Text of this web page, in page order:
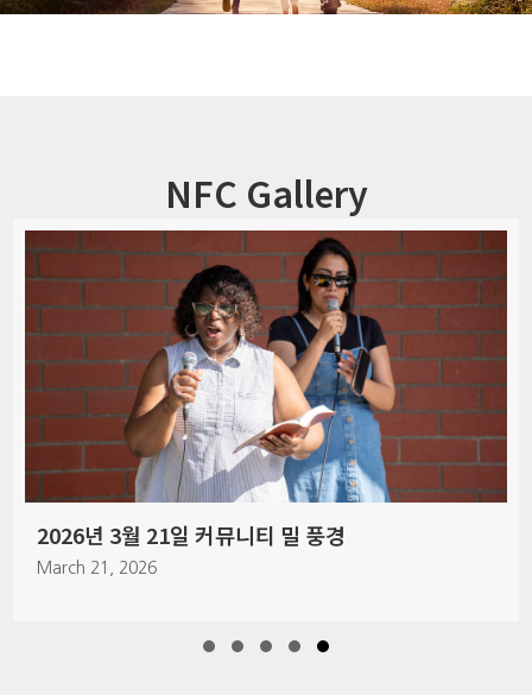
NFC Gallery
2026년 7월 12일 주일예배 풍경
July 12, 2026